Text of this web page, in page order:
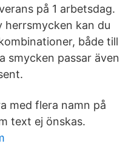
på 1 arbetsdag.
herrsmycken kan du
både till
smycken passar även
med flera namn på
text ej önskas.